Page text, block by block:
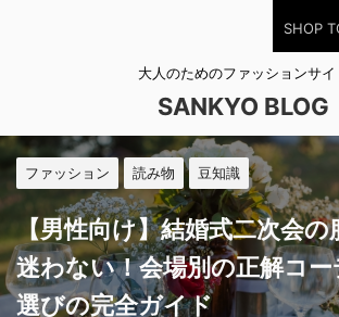
SHOP
大人のためのファッションサイ
SANKYO BLOG
ファッション 読み物 豆知識
【男性向け】結婚式二次会
迷わない！会場別の正解コ
選びの完全ガイド